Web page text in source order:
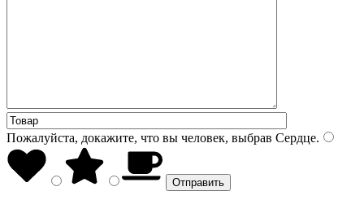
Пожалуйста, докажите, что вы человек, выбрав Сердце.